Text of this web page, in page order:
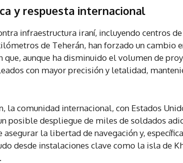
y respuesta internacional
infraestructura iraní, incluyendo centros
de Teherán, han forzado un cambio
que, aunque ha disminuido el volumen de
con mayor precisión y letalidad,
la comunidad internacional, con Estados
posible despliegue de miles de soldados
la libertad de navegación y,
desde instalaciones clave como la isla de